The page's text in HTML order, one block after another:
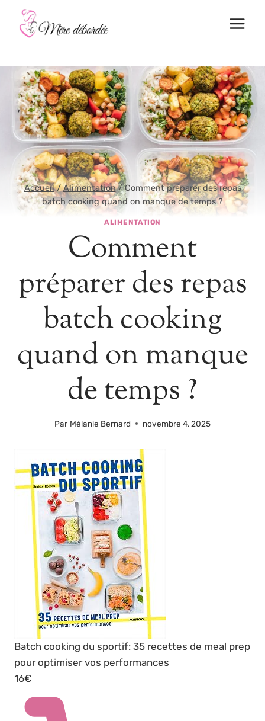
contenu
Accueil / Alimentation / Comment préparer des repas
batch cooking quand on manque de temps ?
ALIMENTATION
Comment
préparer des repas
batch cooking
quand on manque
de temps ?
Par Mélanie Bernard novembre 4, 2025
Batch cooking du sportif: 35 recettes de meal prep
pour optimiser vos performances
16€